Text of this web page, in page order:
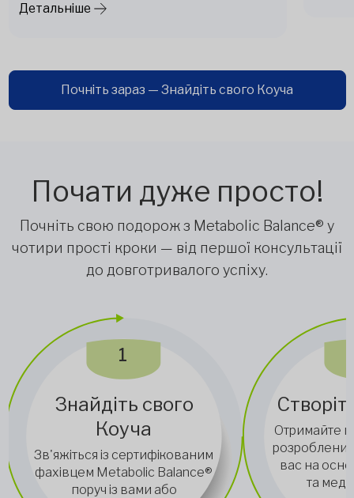
Детальніше
Почніть зараз — Знайдіть свого Коуча
Почати дуже просто!
Почніть свою подорож з Metabolic Balance® у
чотири прості кроки — від першої консультації
до довготривалого успіху.
1
Знайдіть свого
Коуча
Зв'яжіться із сертифікованим
фахівцем Metabolic Balance®
поруч із вами або
Отримайте
вас на
та